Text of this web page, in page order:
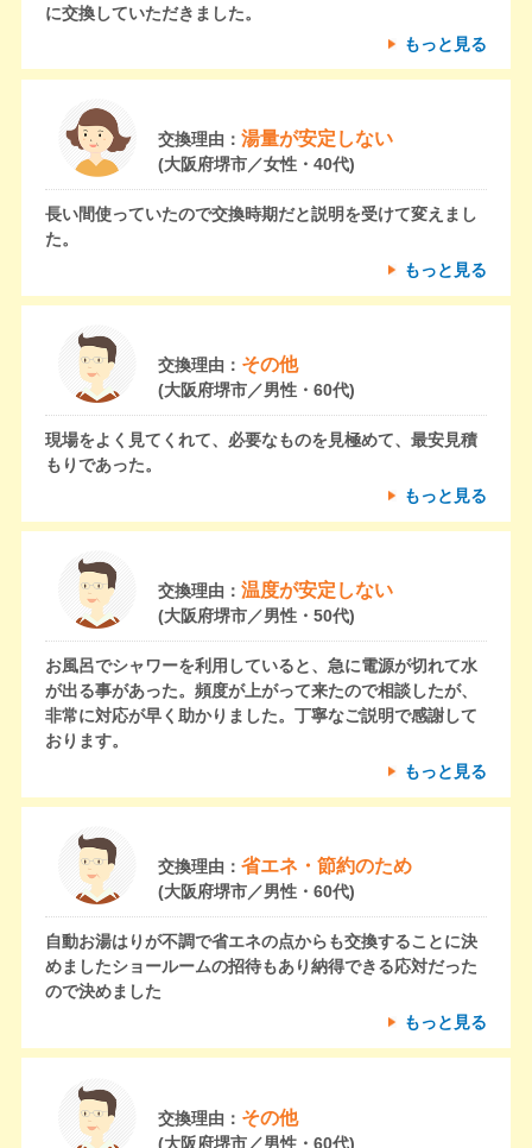
に交換していただきました。
もっと見る
交換理由： 湯量が安定しない
(大阪府堺市／女性・40代)
長い間使っていたので交換時期だと説明を受けて変えまし
た。
もっと見る
交換理由： その他
(大阪府堺市／男性・60代)
現場をよく見てくれて、必要なものを見極めて、最安見積
もりであった。
もっと見る
交換理由： 温度が安定しない
(大阪府堺市／男性・50代)
お風呂でシャワーを利用していると、急に電源が切れて水
が出る事があった。頻度が上がって来たので相談したが、
非常に対応が早く助かりました。丁寧なご説明で感謝して
おります。
もっと見る
交換理由： 省エネ・節約のため
(大阪府堺市／男性・60代)
自動お湯はりが不調で省エネの点からも交換することに決
めましたショールームの招待もあり納得できる応対だった
ので決めました
もっと見る
交換理由： その他
(大阪府堺市／男性・60代)